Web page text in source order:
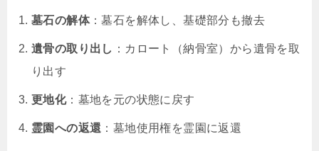
墓石の解体：墓石を解体し、基礎部分も撤去
遺骨の取り出し ：カロート（納骨室）から遺骨を取
り出す
更地化：墓地を元の状態に戻す
霊園への返還 ：墓地使用権を霊園に返還